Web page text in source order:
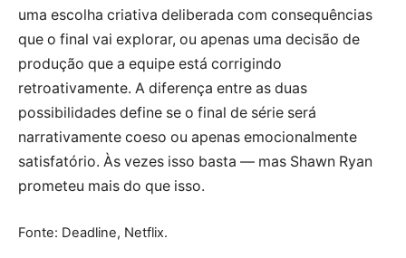
uma escolha criativa deliberada com consequências
que o final vai explorar, ou apenas uma decisão de
produção que a equipe está corrigindo
retroativamente. A diferença entre as duas
possibilidades define se o final de série será
narrativamente coeso ou apenas emocionalmente
satisfatório. Às vezes isso basta — mas Shawn Ryan
prometeu mais do que isso.
Fonte: Deadline, Netflix.